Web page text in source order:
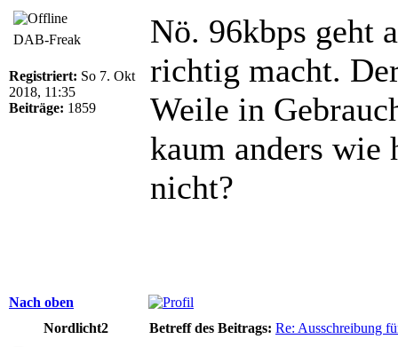
DAB-Freak
Registriert: So 7. Okt
2018, 11:35
Beiträge: 1859
Nö. 96kbps geht
richtig macht.
Weile in
kaum anders wie
nicht?
Nach oben
Nordlicht2
Betreff des Beitrags: Re: Ausschreibung